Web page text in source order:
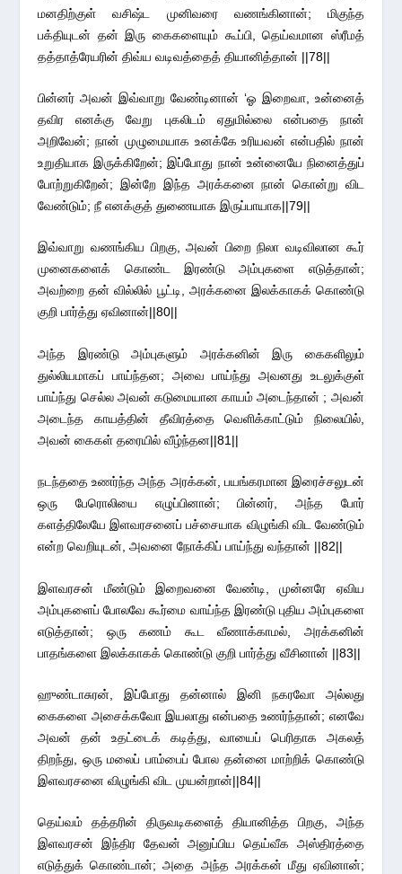
மனதிற்குள் வசிஷ்ட முனிவரை வணங்கினான்; மிகுந்த
பக்தியுடன் தன் இரு கைகளையும் கூப்பி, தெய்வமான ஸ்ரீமத்
தத்தாத்ரேயரின் திவ்ய வடிவத்தைத் தியானித்தான் ||78||
பின்னர் அவன் இவ்வாறு வேண்டினான் ‘ஓ இறைவா, உன்னைத்
தவிர எனக்கு வேறு புகலிடம் ஏதுமில்லை என்பதை நான்
அறிவேன்; நான் முழுமையாக உனக்கே உரியவன் என்பதில் நான்
உறுதியாக இருக்கிறேன்; இப்போது நான் உன்னையே நினைத்துப்
போற்றுகிறேன்; இன்றே இந்த அரக்கனை நான் கொன்று விட
வேண்டும்; நீ எனக்குத் துணையாக இருப்பாயாக||79||
இவ்வாறு வணங்கிய பிறகு, அவன் பிறை நிலா வடிவிலான கூர்
முனைகளைக் கொண்ட இரண்டு அம்புகளை எடுத்தான்;
அவற்றை தன் வில்லில் பூட்டி, அரக்கனை இலக்காகக் கொண்டு
குறி பார்த்து ஏவினான்||80||
அந்த இரண்டு அம்புகளும் அரக்கனின் இரு கைகளிலும்
துல்லியமாகப் பாய்ந்தன; அவை பாய்ந்து அவனது உடலுக்குள்
பாய்ந்து செல்ல அவன் கடுமையான காயம் அடைந்தான் ; அவன்
அடைந்த காயத்தின் தீவிரத்தை வெளிக்காட்டும் நிலையில்,
அவன் கைகள் தரையில் வீழ்ந்தன||81||
நடந்ததை உணர்ந்த அந்த அரக்கன், பயங்கரமான இரைச்சலுடன்
ஒரு பேரொலியை எழுப்பினான்; பின்னர், அந்த போர்
களத்திலேயே இளவரசனைப் பச்சையாக விழுங்கி விட வேண்டும்
என்ற வெறியுடன், அவனை நோக்கிப் பாய்ந்து வந்தான் ||82||
இளவரசன் மீண்டும் இறைவனை வேண்டி, முன்னரே ஏவிய
அம்புகளைப் போலவே கூர்மை வாய்ந்த இரண்டு புதிய அம்புகளை
எடுத்தான்; ஒரு கணம் கூட வீணாக்காமல், அரக்கனின்
பாதங்களை இலக்காகக் கொண்டு குறி பார்த்து வீசினான் ||83||
ஹுண்டாசுரன், இப்போது தன்னால் இனி நகரவோ அல்லது
கைகளை அசைக்கவோ இயலாது என்பதை உணர்ந்தான்; எனவே
அவன் தன் உதட்டைக் கடித்து, வாயைப் பெரிதாக அகலத்
திறந்து, ஒரு மலைப் பாம்பைப் போல தன்னை மாற்றிக் கொண்டு
இளவரசனை விழுங்கி விட முயன்றான்||84||
தெய்வம் தத்தரின் திருவடிகளைத் தியானித்த பிறகு, அந்த
இளவரசன் இந்திர தேவன் அனுப்பிய தெய்வீக அஸ்திரத்தை
எடுத்துக் கொண்டான்; அதை அந்த அரக்கன் மீது ஏவினான்;